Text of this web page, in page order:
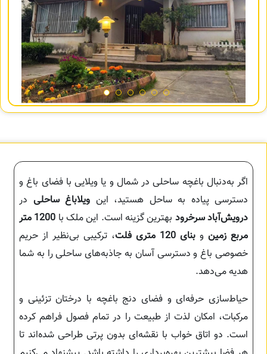
اگر به‌دنبال باغچه ساحلی در شمال و یا ویلایی با فضای باغ و
دسترسی پیاده به ساحل هستید، این ویلا‌باغ ساحلی در
درویش‌آباد سرخرود بهترین گزینه است. این ملک با
1200 متر
مربع زمین و بنای 120 متری فلت
، ترکیبی بی‌نظیر از حریم
خصوصی باغ و دسترسی آسان به جاذبه‌های ساحلی را به شما
هدیه می‌دهد.
حیاط‌سازی حرفه‌ای و فضای دنج باغچه با درختان تزئینی و
مرکبات، امکان لذت از طبیعت را در تمام فصول فراهم کرده
است. دو اتاق خواب با نقشه‌ای بدون پرتی طراحی شده‌اند تا